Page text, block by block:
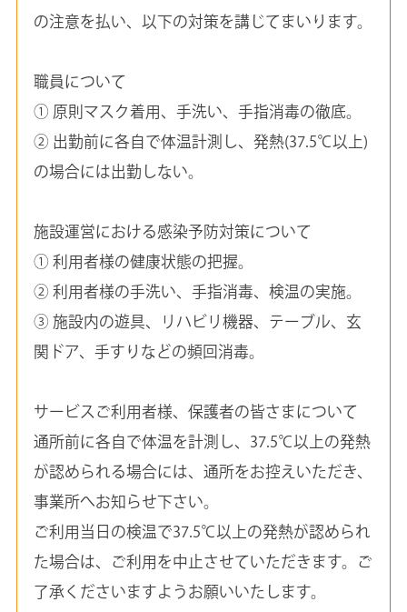
の注意を払い、以下の対策を講じてまいります。
職員について
① 原則マスク着用、手洗い、手指消毒の徹底。
② 出勤前に各自で体温計測し、発熱(37.5℃以上)
の場合には出勤しない。
施設運営における感染予防対策について
① 利用者様の健康状態の把握。
② 利用者様の手洗い、手指消毒、検温の実施。
③ 施設内の遊具、リハビリ機器、テーブル、玄
関ドア、手すりなどの頻回消毒。
サービスご利用者様、保護者の皆さまについて
通所前に各自で体温を計測し、37.5℃以上の発熱
が認められる場合には、通所をお控えいただき、
事業所へお知らせ下さい。
ご利用当日の検温で37.5℃以上の発熱が認められ
た場合は、ご利用を中止させていただきます。ご
了承くださいますようお願いいたします。